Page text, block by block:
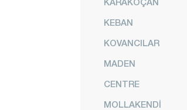
KEBAN
KOVANCILAR
MADEN
CENTRE
MOLLAKENDİ